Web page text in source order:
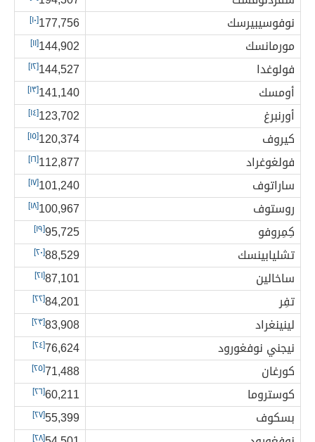
نوفوسيبيرسك 177,756[١٠]
مورمانسك 144,902[١١]
فولوغدا 144,527[١٢]
أومسك 141,140[١٣]
أورنبرغ 123,702[١٤]
كيروف 120,374[١٥]
فولغوغراد 112,877[١٦]
ساراتوف 101,240[١٧]
روستوف 100,967[١٨]
كِمِروفو 95,725[١٩]
تشليابينسك 88,529[٢٠]
ساخالين 87,101[٢١]
تفِر 84,201[٢٢]
لينينغراد 83,908[٢٣]
نيجني نوفغورود 76,624[٢٤]
كورغان 71,488[٢٥]
كوستروما 60,211[٢٦]
بسكوف 55,399[٢٧]
[٢٨]